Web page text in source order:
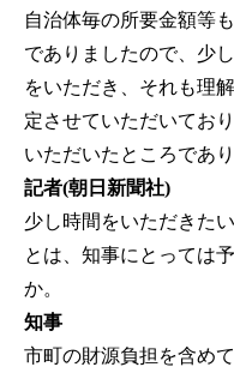
自治体毎の所要金額等
でありましたので、少
をいただき、それも理
定させていただいてお
いただいたところであり
記者(朝日新聞社)
少し時間をいただきた
とは、知事にとっては
か。
知事
市町の財源負担を含め